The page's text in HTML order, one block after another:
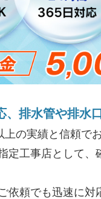
、排水管や排水
上の実績と信頼で
定工事店として
依頼でも迅速に対